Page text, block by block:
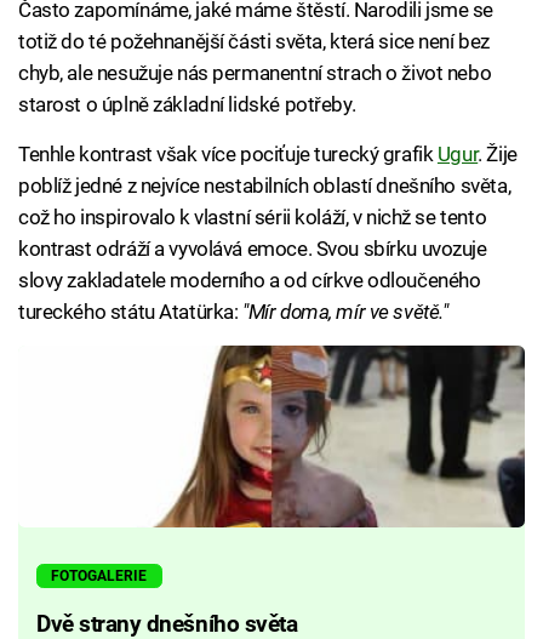
Často zapomínáme, jaké máme štěstí. Narodili jsme se
totiž do té požehnanější části světa, která sice není bez
chyb, ale nesužuje nás permanentní strach o život nebo
starost o úplně základní lidské potřeby.
Tenhle kontrast však více pociťuje turecký grafik Ugur. Žije
poblíž jedné z nejvíce nestabilních oblastí dnešního světa,
což ho inspirovalo k vlastní sérii koláží, v nichž se tento
kontrast odráží a vyvolává emoce. Svou sbírku uvozuje
slovy zakladatele moderního a od církve odloučeného
tureckého státu Atatürka: "Mír doma, mír ve světě."
FOTOGALERIE
Dvě strany dnešního světa